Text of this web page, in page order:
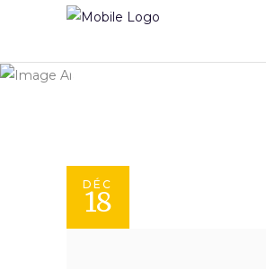
Yoliks
DÉC
18